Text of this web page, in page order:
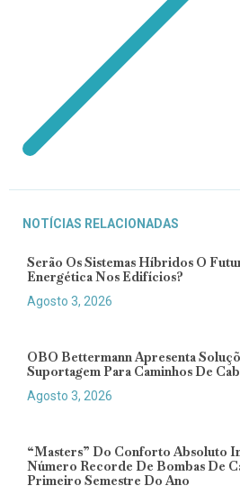
NOTÍCIAS RELACIONADAS
Serão Os Sistemas Híbridos O
Energética Nos Edifícios?
Agosto 3, 2026
OBO Bettermann Apresenta
Suportagem Para Caminhos De
Agosto 3, 2026
“Masters” Do Conforto Absoluto
Número Recorde De Bombas De
Primeiro Semestre Do Ano